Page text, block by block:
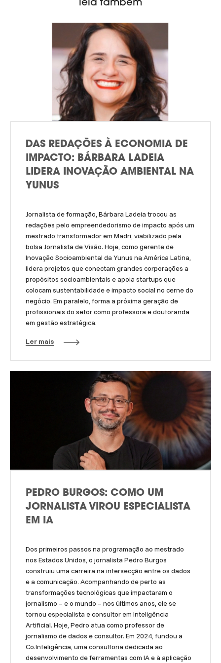
DAS REDAÇÕES À ECONOMIA DE
IMPACTO: BÁRBARA LADEIA
LIDERA INOVAÇÃO AMBIENTAL NA
YUNUS
Jornalista de formação, Bárbara Ladeia trocou as
redações pelo empreendedorismo de impacto após um
mestrado transformador em Madri, viabilizado pela
bolsa Jornalista de Visão. Hoje, como gerente de
Inovação Socioambiental da Yunus na América Latina,
lidera projetos que conectam grandes corporações a
propósitos socioambientais e apoia startups que
colocam sustentabilidade e impacto social no cerne do
negócio. Em paralelo, forma a próxima geração de
profissionais do setor como professora e doutoranda
em gestão estratégica.
Ler mais
PEDRO BURGOS: COMO UM
JORNALISTA VIROU ESPECIALISTA
EM IA
Dos primeiros passos na programação ao mestrado
nos Estados Unidos, o jornalista Pedro Burgos
construiu uma carreira na intersecção entre os dados
e a comunicação. Acompanhando de perto as
transformações tecnológicas que impactaram o
jornalismo – e o mundo – nos últimos anos, ele se
tornou especialista e consultor em Inteligência
Artificial. Hoje, Pedro atua como professor de
jornalismo de dados e consultor. Em 2024, fundou a
Co.Inteligência, uma consultoria dedicada ao
desenvolvimento de ferramentas com IA e à aplicação